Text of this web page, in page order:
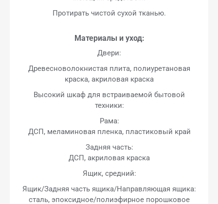
Протирать чистой сухой тканью.
Материалы и уход:
Двери:
Древесноволокнистая плита, полиуретановая
краска, акриловая краска
Высокий шкаф для встраиваемой бытовой
техники:
Рама:
ДСП, меламиновая пленка, пластиковый край
Задняя часть:
ДСП, акриловая краска
Ящик, средний:
Ящик/Задняя часть ящика/Направляющая ящика:
сталь, эпоксидное/полиэфирное порошковое